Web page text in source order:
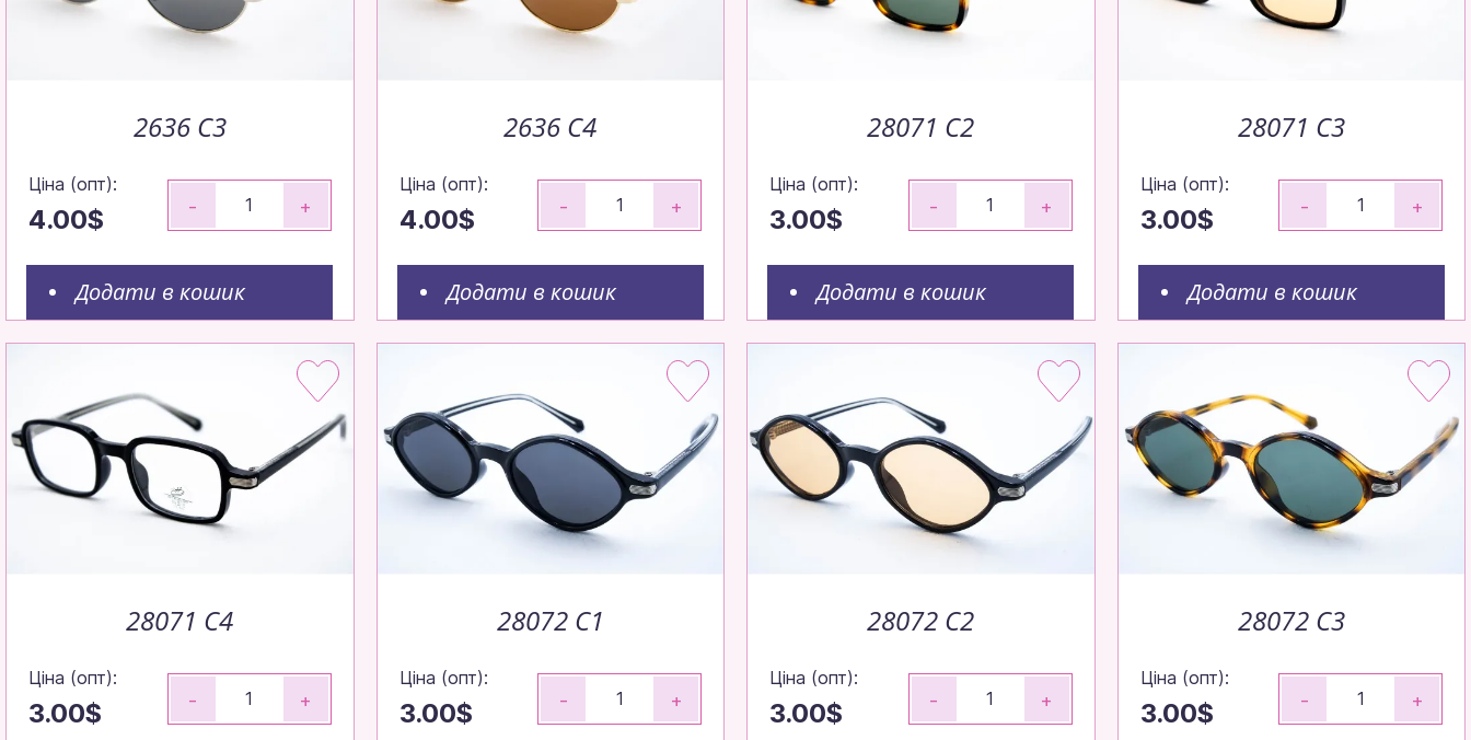
2636 C3
Ціна (опт):
4.00$ - +
Додати в кошик
2636 C4
Ціна (опт):
4.00$ - +
Додати в кошик
28071 C2
Ціна (опт):
3.00$ - +
Додати в кошик
28071 C3
Ціна (опт):
3.00$ - +
Додати в кошик
28071 C4
Ціна (опт):
3.00$ - +
28072 C1
Ціна (опт):
3.00$ - +
28072 C2
Ціна (опт):
3.00$ - +
28072 C3
Ціна (опт):
3.00$ - +
Окуляри оптом — просто, швидко,
Замовляйте до 14:00 — відправимо сьогодні!